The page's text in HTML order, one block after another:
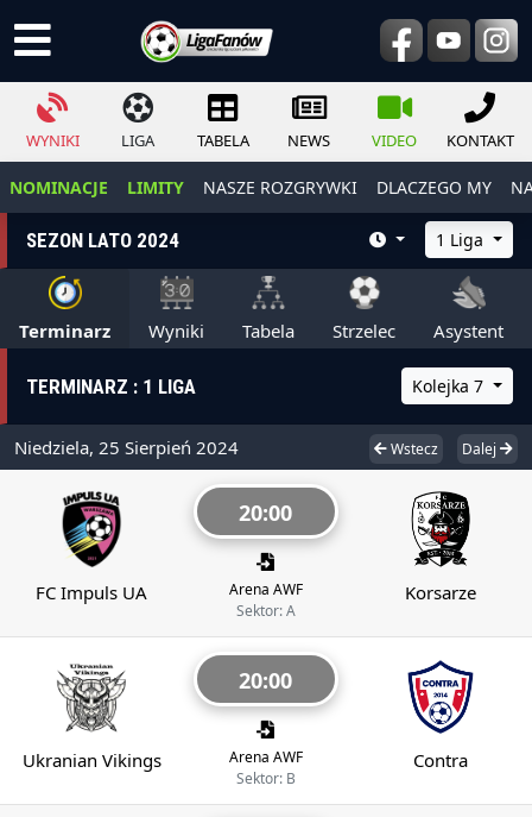
WYNIKI LIGA TABELA NEWS VIDEO KONTAKT
NOMINACJE LIMITY NASZE ROZGRYWKI DLACZEGO MY
SEZON LATO 2024 1 Liga
Terminarz Wyniki Tabela Strzelec Asystent
TERMINARZ : 1 LIGA Kolejka 7
Niedziela, 25 Sierpień 2024 Wstecz Dalej
FC Impuls UA
20:00
Arena AWF
Sektor: A
Korsarze
Ukranian Vikings
20:00
Arena AWF
Sektor: B
Contra